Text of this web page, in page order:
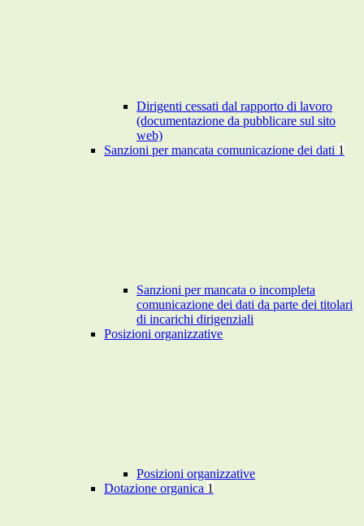
Dirigenti cessati dal rapporto di lavoro
(documentazione da pubblicare sul sito
web)
Sanzioni per mancata comunicazione dei dati 1
Sanzioni per mancata o incompleta
comunicazione dei dati da parte dei titolari
di incarichi dirigenziali
Posizioni organizzative
Posizioni organizzative
Dotazione organica 1